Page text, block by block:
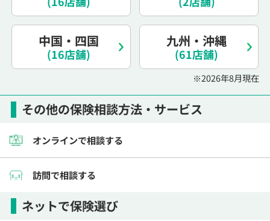
電話で相談予約 （オンライン保険相談専用）
0120-987-110
平日 / 土日祝日 10:00〜17:00（通話無料）
※受付時間外にご予約をいただいた場合は、
その他の保険相談方法・サービス
オンラインで相談する
訪問で相談する
ネットで保険選び
中国・四国
(16店舗)
九州・沖縄
(61店舗)
※2026年8月現在